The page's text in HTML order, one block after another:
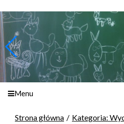
Menu
Strona główna
Kategoria: